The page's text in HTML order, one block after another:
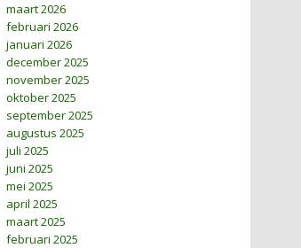
maart 2026
februari 2026
januari 2026
december 2025
november 2025
oktober 2025
september 2025
augustus 2025
juli 2025
juni 2025
mei 2025
april 2025
maart 2025
februari 2025